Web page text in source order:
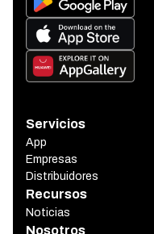
Servicios
App
Empresas
Distribuidores
Recursos
Noticias
Nosotros